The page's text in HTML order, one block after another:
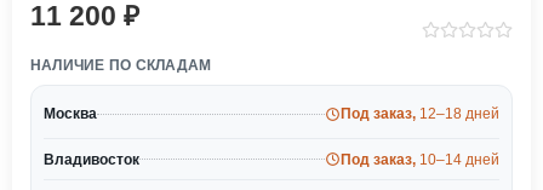
11 200
НАЛИЧИЕ ПО СКЛАДАМ
Москва Под заказ, 12–18 дней
Владивосток Под заказ, 10–14 дней